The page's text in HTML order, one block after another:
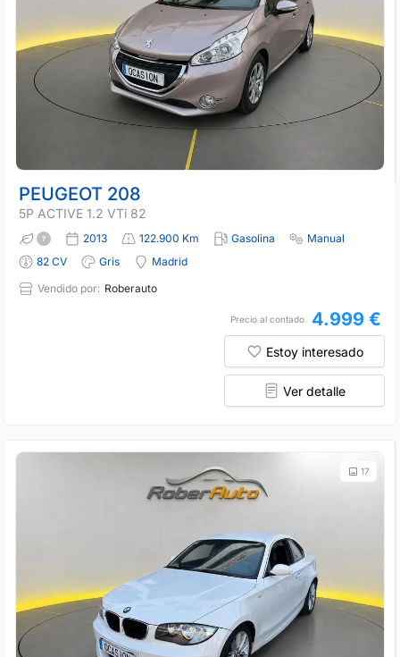
PEUGEOT 208
5P ACTIVE 1.2 VTi 82
2013 122.900 Km Gasolina
Manual
82 CV
Gris
Madrid
Vendido por: Roberauto
Precio al contado 4.999 €
Estoy interesado
Ver detalle
17